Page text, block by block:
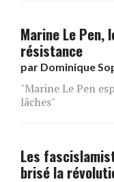
Marine Le Pen,
résistance
par Dominique
"Marine Le Pen
lâches"
Les
brisé la